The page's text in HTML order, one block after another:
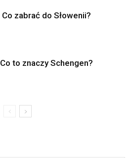
Co zabrać do Słowenii?
Co to znaczy Schengen?